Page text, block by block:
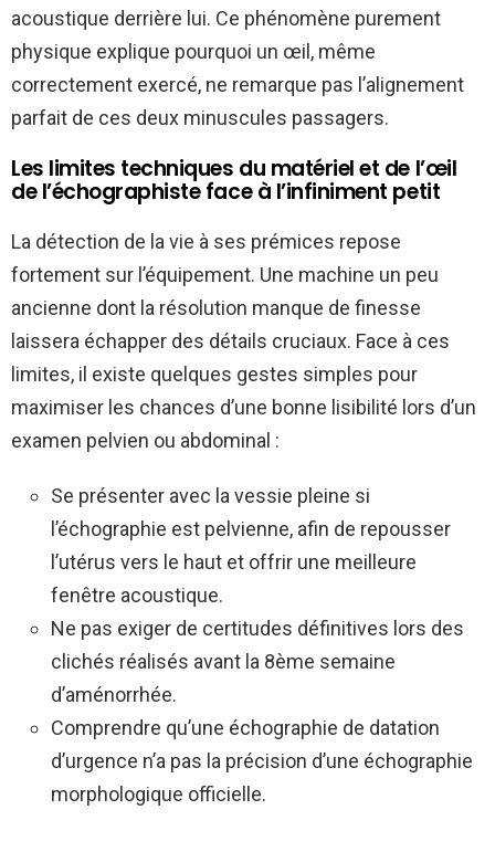
acoustique derrière lui. Ce phénomène purement
physique explique pourquoi un œil, même
correctement exercé, ne remarque pas l’alignement
parfait de ces deux minuscules passagers.
Les limites techniques du matériel et de l’œil
de l’échographiste face à l’infiniment petit
La détection de la vie à ses prémices repose
fortement sur l’équipement. Une machine un peu
ancienne dont la résolution manque de finesse
laissera échapper des détails cruciaux. Face à ces
limites, il existe quelques gestes simples pour
maximiser les chances d’une bonne lisibilité lors d’un
examen pelvien ou abdominal :
Se présenter avec la vessie pleine si
l’échographie est pelvienne, afin de repousser
l’utérus vers le haut et offrir une meilleure
fenêtre acoustique.
Ne pas exiger de certitudes définitives lors des
clichés réalisés avant la 8ème semaine
d’aménorrhée.
Comprendre qu’une échographie de datation
d’urgence n’a pas la précision d’une échographie
morphologique officielle.